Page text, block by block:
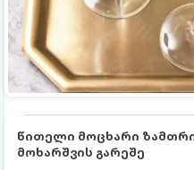
წითელი მოცხარი
მოხარშვის გარეშე